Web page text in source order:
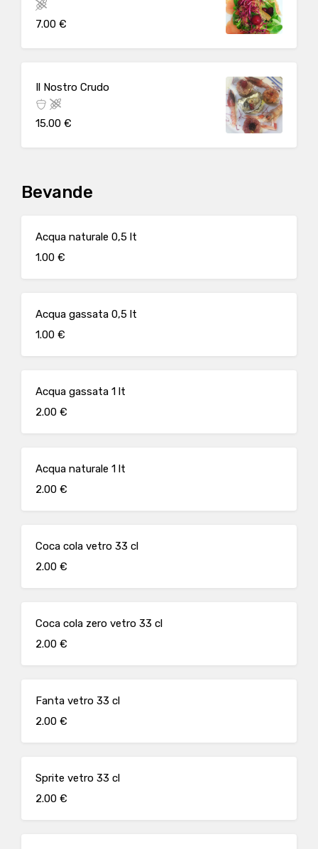
7.00 €
Il Nostro Crudo
15.00 €
Bevande
Acqua naturale 0,5 lt
1.00 €
Acqua gassata 0,5 lt
1.00 €
Acqua gassata 1 lt
2.00 €
Acqua naturale 1 lt
2.00 €
Coca cola vetro 33 cl
2.00 €
Coca cola zero vetro 33 cl
2.00 €
Fanta vetro 33 cl
2.00 €
Sprite vetro 33 cl
2.00 €